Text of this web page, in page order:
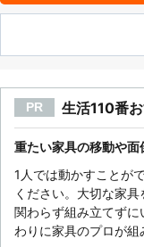
PR 生活110番
重たい家具の移動や
1人では動かすことが
ください。大切な家
関わらず組み立てず
わりに家具のプロが組